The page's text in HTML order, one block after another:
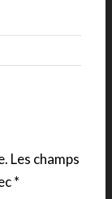
Les champs
*